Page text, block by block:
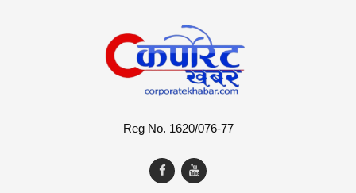
Reg No. 1620/076-77